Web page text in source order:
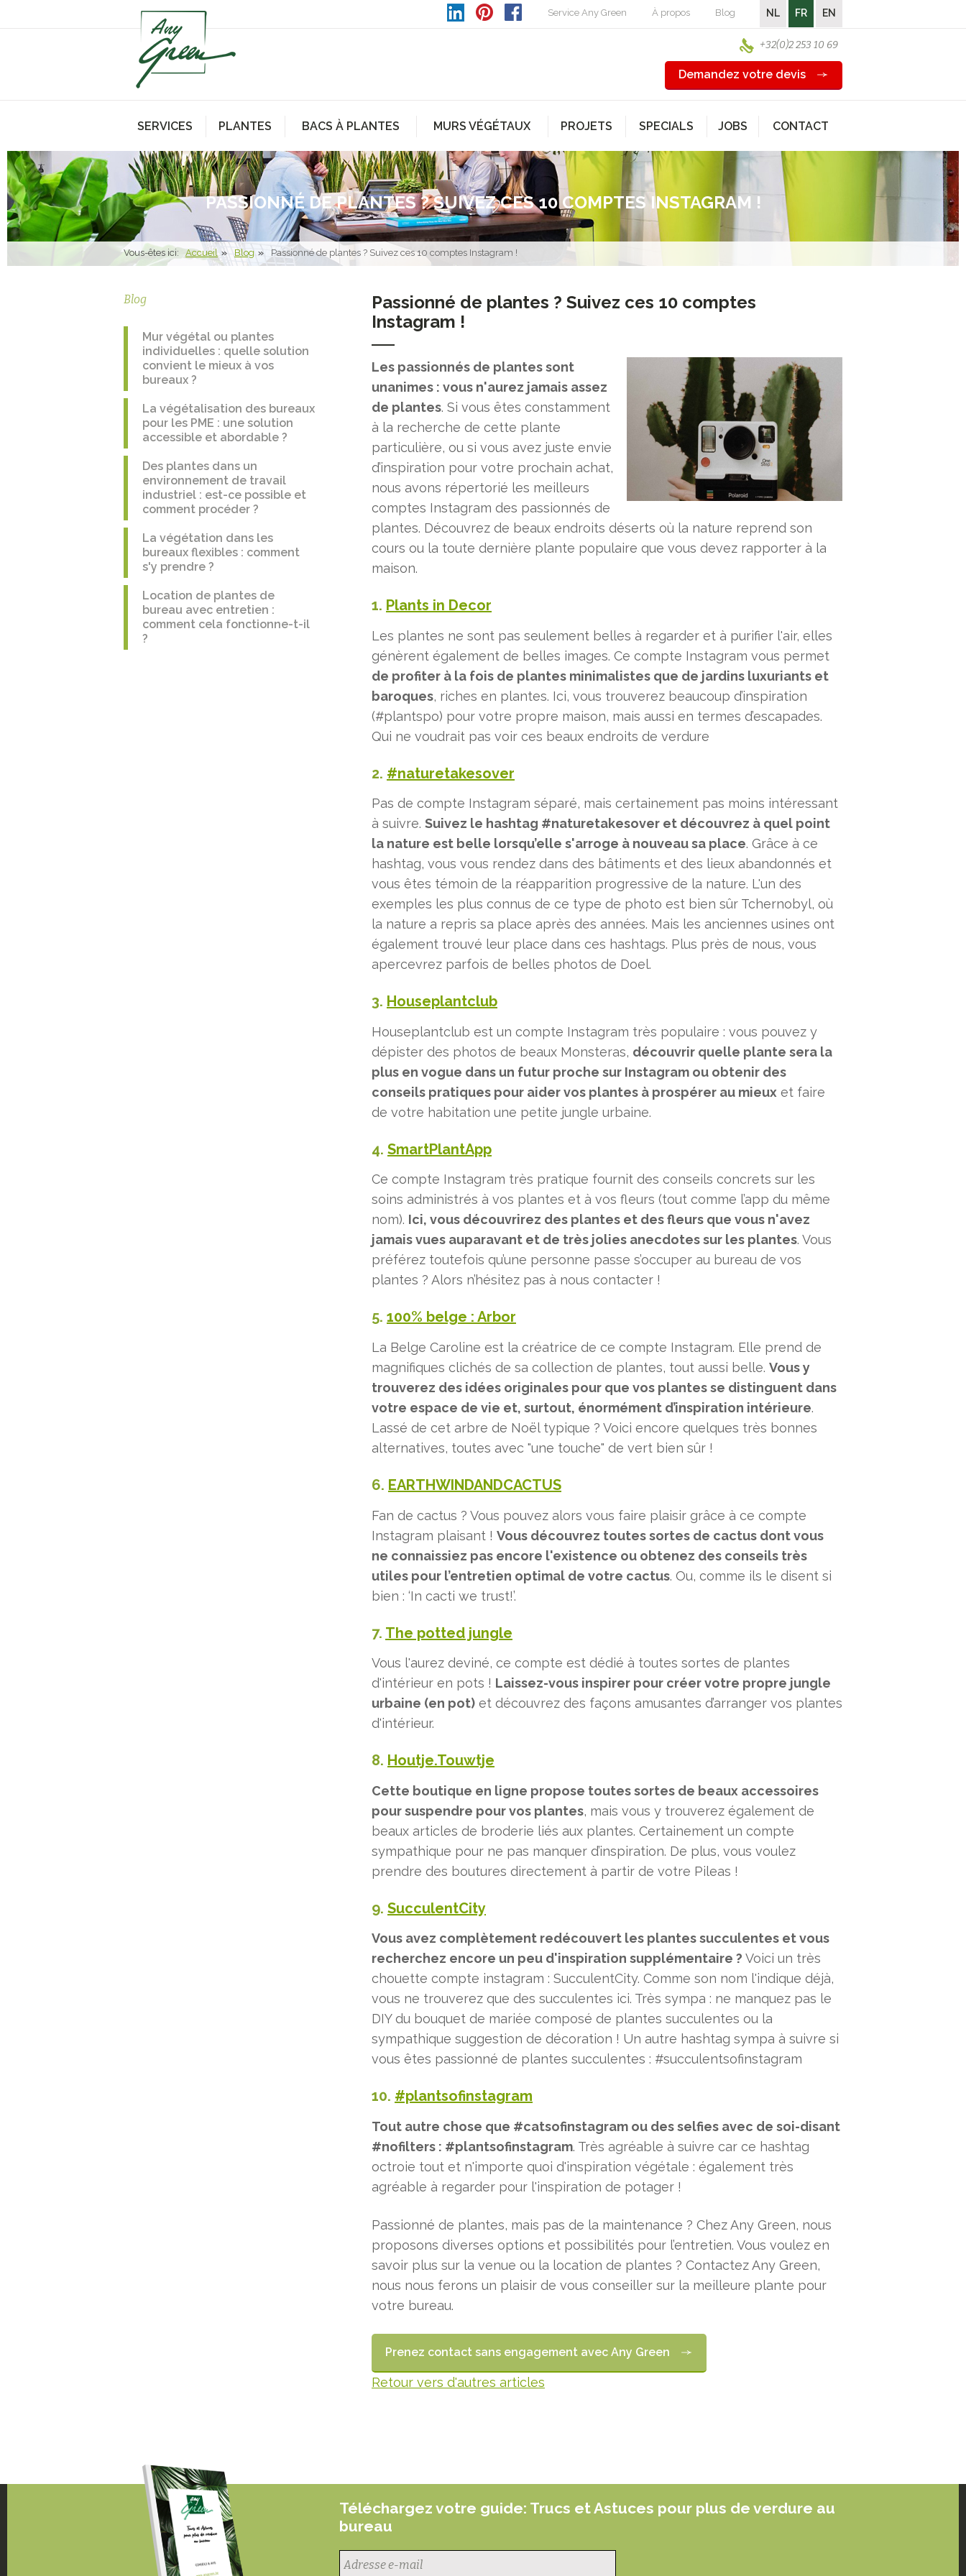
Service Any Green À propos Blog NL FR EN
+32(0)2 253 10 69
Demandez votre devis
SERVICES PLANTES BACS À PLANTES MURS VÉGÉTAUX PROJETS SPECIALS JOBS CONTACT
PASSIONNÉ DE PLANTES ? SUIVEZ CES 10 COMPTES INSTAGRAM !
Vous-êtes ici: Accueil Blog Passionné de plantes ? Suivez ces 10 comptes Instagram !
Passionné de plantes ? Suivez ces 10 comptes
Instagram !
Les passionnés de plantes sont
unanimes : vous n'aurez jamais assez
de plantes. Si vous êtes constamment
à la recherche de cette plante
particulière, ou si vous avez juste envie
d’inspiration pour votre prochain achat,
nous avons répertorié les meilleurs
comptes Instagram des passionnés de
plantes. Découvrez de beaux endroits déserts où la nature reprend son
cours ou la toute dernière plante populaire que vous devez rapporter à la
maison.
1. Plants in Decor
Les plantes ne sont pas seulement belles à regarder et à purifier l'air, elles
génèrent également de belles images. Ce compte Instagram vous permet
de profiter à la fois de plantes minimalistes que de jardins luxuriants et
baroques, riches en plantes. Ici, vous trouverez beaucoup d’inspiration
(#plantspo) pour votre propre maison, mais aussi en termes d’escapades.
Qui ne voudrait pas voir ces beaux endroits de verdure
2. #naturetakesover
Pas de compte Instagram séparé, mais certainement pas moins intéressant
à suivre. Suivez le hashtag #naturetakesover et découvrez à quel point
la nature est belle lorsqu’elle s'arroge à nouveau sa place. Grâce à ce
hashtag, vous vous rendez dans des bâtiments et des lieux abandonnés et
vous êtes témoin de la réapparition progressive de la nature. L'un des
exemples les plus connus de ce type de photo est bien sûr Tchernobyl, où
la nature a repris sa place après des années. Mais les anciennes usines ont
également trouvé leur place dans ces hashtags. Plus près de nous, vous
apercevrez parfois de belles photos de Doel.
3. Houseplantclub
Houseplantclub est un compte Instagram très populaire : vous pouvez y
dépister des photos de beaux Monsteras, découvrir quelle plante sera la
plus en vogue dans un futur proche sur Instagram ou obtenir des
conseils pratiques pour aider vos plantes à prospérer au mieux et faire
de votre habitation une petite jungle urbaine.
4. SmartPlantApp
Ce compte Instagram très pratique fournit des conseils concrets sur les
soins administrés à vos plantes et à vos fleurs (tout comme l’app du même
nom). Ici, vous découvrirez des plantes et des fleurs que vous n'avez
jamais vues auparavant et de très jolies anecdotes sur les plantes. Vous
préférez toutefois qu’une personne passe s’occuper au bureau de vos
plantes ? Alors n’hésitez pas à nous contacter !
5. 100% belge : Arbor
La Belge Caroline est la créatrice de ce compte Instagram. Elle prend de
magnifiques clichés de sa collection de plantes, tout aussi belle. Vous y
trouverez des idées originales pour que vos plantes se distinguent dans
votre espace de vie et, surtout, énormément d’inspiration intérieure.
Lassé de cet arbre de Noël typique ? Voici encore quelques très bonnes
alternatives, toutes avec "une touche" de vert bien sûr !
6. EARTHWINDANDCACTUS
Fan de cactus ? Vous pouvez alors vous faire plaisir grâce à ce compte
Instagram plaisant ! Vous découvrez toutes sortes de cactus dont vous
ne connaissiez pas encore l'existence ou obtenez des conseils très
utiles pour l’entretien optimal de votre cactus. Ou, comme ils le disent si
bien : ‘In cacti we trust!’.
7. The potted jungle
Vous l'aurez deviné, ce compte est dédié à toutes sortes de plantes
d'intérieur en pots ! Laissez-vous inspirer pour créer votre propre jungle
urbaine (en pot) et découvrez des façons amusantes d’arranger vos plantes
d'intérieur.
8. Houtje.Touwtje
Cette boutique en ligne propose toutes sortes de beaux accessoires
pour suspendre pour vos plantes, mais vous y trouverez également de
beaux articles de broderie liés aux plantes. Certainement un compte
sympathique pour ne pas manquer d’inspiration. De plus, vous voulez
prendre des boutures directement à partir de votre Pileas !
9. SucculentCity
Vous avez complètement redécouvert les plantes succulentes et vous
recherchez encore un peu d'inspiration supplémentaire ? Voici un très
chouette compte instagram : SucculentCity. Comme son nom l'indique déjà,
vous ne trouverez que des succulentes ici. Très sympa : ne manquez pas le
DIY du bouquet de mariée composé de plantes succulentes ou la
sympathique suggestion de décoration ! Un autre hashtag sympa à suivre si
vous êtes passionné de plantes succulentes : #succulentsofinstagram
10. #plantsofinstagram
Tout autre chose que #catsofinstagram ou des selfies avec de soi-disant
#nofilters : #plantsofinstagram. Très agréable à suivre car ce hashtag
octroie tout et n'importe quoi d'inspiration végétale : également très
agréable à regarder pour l'inspiration de potager !
Passionné de plantes, mais pas de la maintenance ? Chez Any Green, nous
proposons diverses options et possibilités pour l’entretien. Vous voulez en
savoir plus sur la venue ou la location de plantes ? Contactez Any Green,
nous nous ferons un plaisir de vous conseiller sur la meilleure plante pour
votre bureau.
Prenez contact sans engagement avec Any Green
Retour vers d'autres articles
Blog
Mur végétal ou plantes
individuelles : quelle solution
convient le mieux à vos
bureaux ?
La végétalisation des bureaux
pour les PME : une solution
accessible et abordable ?
Des plantes dans un
environnement de travail
industriel : est-ce possible et
comment procéder ?
La végétation dans les
bureaux flexibles : comment
s'y prendre ?
Location de plantes de
bureau avec entretien :
comment cela fonctionne-t-il
?
Téléchargez votre guide: Trucs et Astuces pour plus de verdure au
bureau